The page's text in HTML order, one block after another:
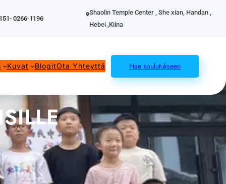
0266-1196
Shaolin Temple Center , She xian, Handan ,
Hebei ,Kiina
Kuvat BlogitOta Yhteyttä Hae koulutukseen